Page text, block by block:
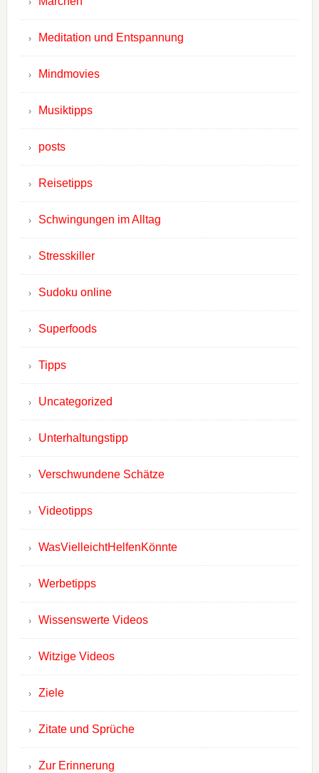
Meditation und Entspannung
Mindmovies
Musiktipps
posts
Reisetipps
Schwingungen im Alltag
Stresskiller
Sudoku online
Superfoods
Tipps
Uncategorized
Unterhaltungstipp
Verschwundene Schätze
Videotipps
WasVielleichtHelfenKönnte
Werbetipps
Wissenswerte Videos
Witzige Videos
Ziele
Zitate und Sprüche
Zur Erinnerung